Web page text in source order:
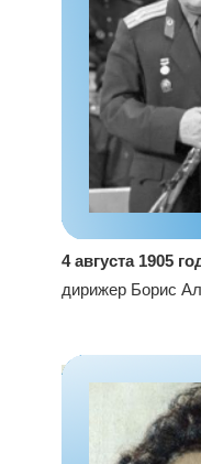
4 августа 1905
дирижер Борис